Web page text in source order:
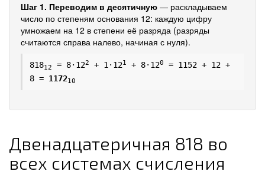
Шаг 1. Переводим в десятичную — раскладываем
число по степеням основания 12: каждую цифру
умножаем на 12 в степени её разряда (разряды
считаются справа налево, начиная с нуля).
81812 = 8·122 + 1·121 + 8·120
= 1152 + 12 +
8 = 117210
Двенадцатеричная 818 во
всех системах счисления